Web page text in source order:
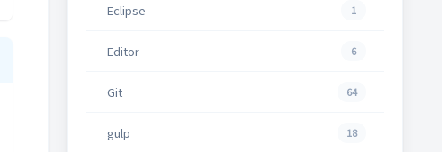
Eclipse 1
Editor 6
Git 64
gulp 18